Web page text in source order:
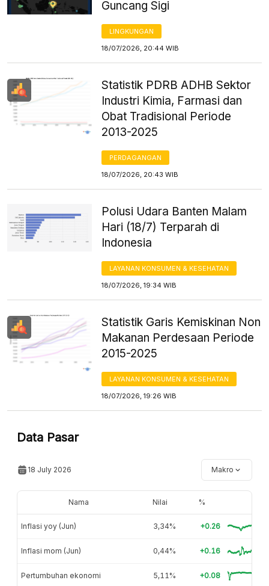
Guncang Sigi
LINGKUNGAN
18/07/2026, 20:44 WIB
Statistik PDRB ADHB Sektor
Industri Kimia, Farmasi dan
Obat Tradisional Periode
2013-2025
PERDAGANGAN
18/07/2026, 20:43 WIB
Polusi Udara Banten Malam
Hari (18/7) Terparah di
Indonesia
LAYANAN KONSUMEN & KESEHATAN
18/07/2026, 19:34 WIB
Statistik Garis Kemiskinan Non
Makanan Perdesaan Periode
2015-2025
LAYANAN KONSUMEN & KESEHATAN
18/07/2026, 19:26 WIB
Data Pasar
18 July 2026 Makro
Nama Nilai %
Inflasi yoy (Jun) 3,34% +0.26
Inflasi mom (Jun) 0,44% +0.16
Pertumbuhan ekonomi 5,11% +0.08